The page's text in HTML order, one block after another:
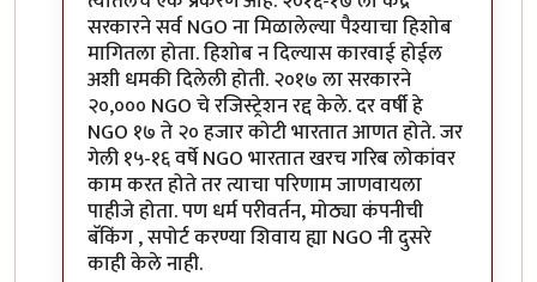
सरकारने सर्व NGO ना मिळालेल्या पैश्याचा हिशोब
मागितला होता. हिशोब न दिल्यास कारवाई होईल
अशी धमकी दिलेली होती. २०१७ ला सरकारने
२०,००० NGO चे रजिस्ट्रेशन रद्द केले. दर वर्षी हे
NGO १७ ते २० हजार कोटी भारतात आणत होते. जर
गेली १५-१६ वर्षे NGO भारतात खरच गरिब लोकांवर
काम करत होते तर त्याचा परिणाम जाणवायला
पाहीजे होता. पण धर्म परीवर्तन, मोठ्या कंपनीची
बॅकिंग , सपोर्ट करण्या शिवाय ह्या NGO नी दुसरे
काही केले नाही.